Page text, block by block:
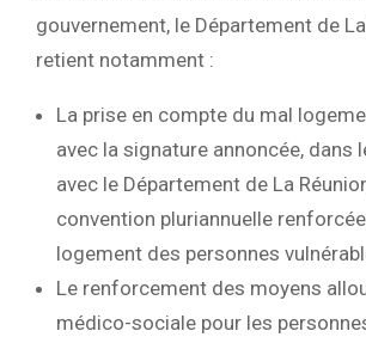
gouvernement, le Département de
retient notamment :
La prise en compte du mal
avec la signature annoncée, dans
avec le Département de La
convention pluriannuelle
logement des personnes
Le renforcement des moyens
médico-sociale pour les